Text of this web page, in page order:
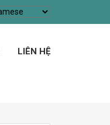
LIÊN HỆ